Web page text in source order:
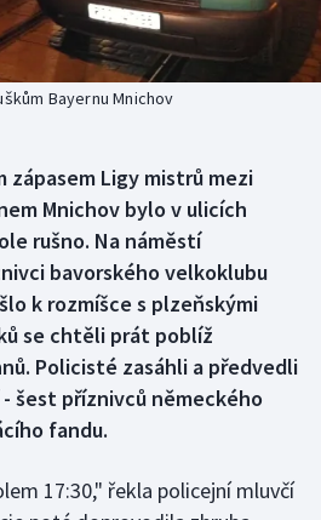
Bayernu Mnichov
zápasem Ligy mistrů mezi
Mnichov bylo v ulicích
rušno. Na náměstí
bavorského velkoklubu
k rozmíšce s plzeňskými
se chtěli prát poblíž
Policisté zasáhli a předvedli
šest příznivců německého
fandu.
17:30," řekla policejní mluvčí